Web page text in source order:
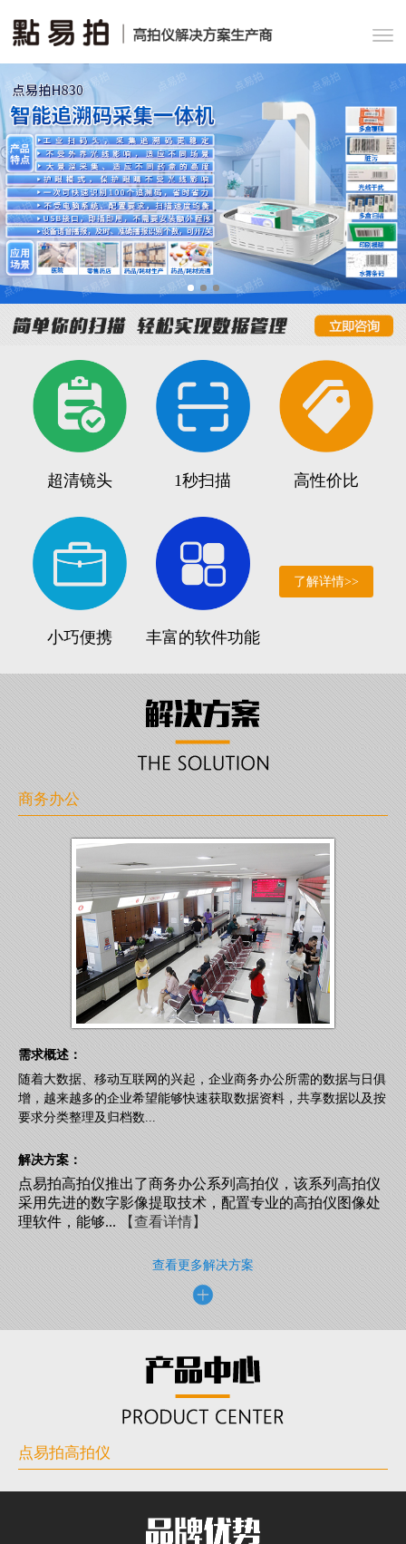
超清镜头 1秒扫描 高性价比
小巧便携 丰富的软件功能
了解详情>>
商务办公
需求概述：
随着大数据、移动互联网的兴起，企业商务办公所需的数据与日俱
增，越来越多的企业希望能够快速获取数据资料，共享数据以及按
要求分类整理及归档数...
解决方案：
点易拍高拍仪推出了商务办公系列高拍仪，该系列高拍仪
采用先进的数字影像提取技术，配置专业的高拍仪图像处
理软件，能够...【查看详情】
查看更多解决方案
点易拍高拍仪